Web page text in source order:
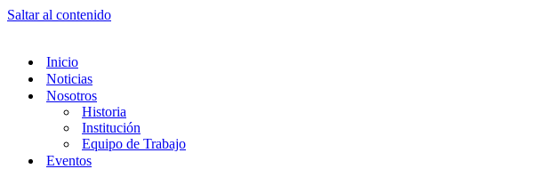
Saltar al contenido
Inicio
Noticias
Nosotros
Historia
Institución
Equipo de Trabajo
Eventos